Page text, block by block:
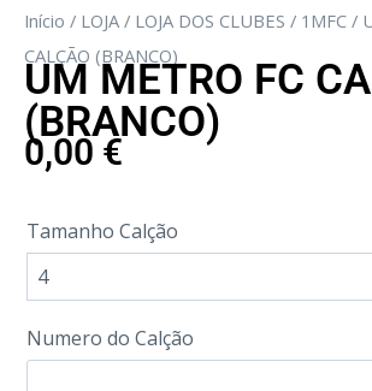
Início / LOJA / LOJA DOS CLUBES / 1MFC /
CALÇÃO (BRANCO)
UM METRO FC
(BRANCO)
0,00 €
Tamanho Calção
Numero do Calção